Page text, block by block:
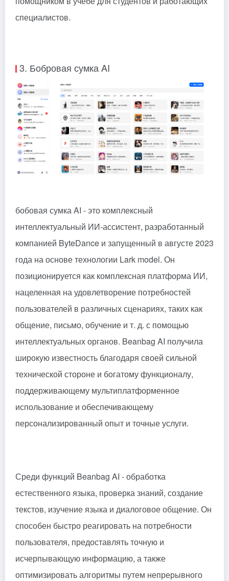
специалистов.
3. Бобровая сумка AI
бобовая сумкаAI - это комплексный
интеллектуальный ИИ-ассистент, разработанный
компанией ByteDance и запущенный в августе 2023
года на основе технологии Lark model. Он
позиционируется как комплексная платформа ИИ,
нацеленная на удовлетворение потребностей
пользователей в различных сценариях, таких как
общение, письмо, обучение и т. д. с помощью
интеллектуальных органов. Beanbag AI получила
широкую известность благодаря своей сильной
технической стороне и богатому функционалу,
поддерживающему мультиплатформенное
использование и обеспечивающему
персонализированный опыт и точные услуги.
Среди функций Beanbag AI - обработка
естественного языка, проверка знаний, создание
текстов, изучение языка и диалоговое общение. Он
способен быстро реагировать на потребности
пользователя, предоставлять точную и
исчерпывающую информацию, а также
оптимизировать алгоритмы путем непрерывного